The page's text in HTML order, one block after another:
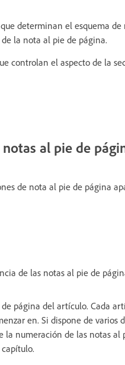
determinan el esquema
la nota al pie de página.
controlan el aspecto de la
al pie de
de nota al pie de página
de las notas al pie de
página del artículo. Cada
en. Si dispone de varios
la numeración de las notas al